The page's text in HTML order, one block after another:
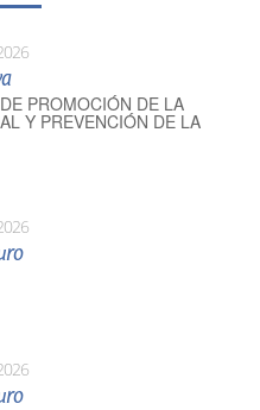
PROMOCIÓN DE LA
Y PREVENCIÓN DE LA